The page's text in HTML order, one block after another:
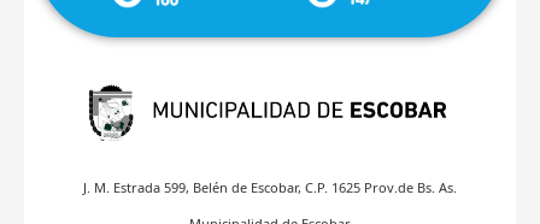
J. M. Estrada 599, Belén de Escobar, C.P. 1625 Prov.de Bs. As.